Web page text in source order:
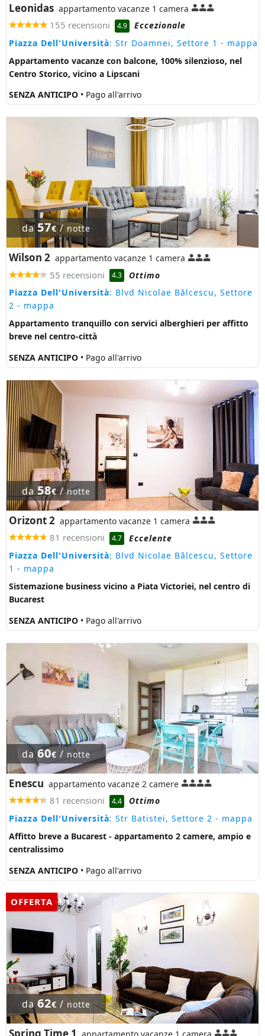
Leonidas appartamento vacanze 1 camera
155 recensioni 4.9
Eccezionale
Piazza Dell'Università: Str Doamnei, Settore 1 - mappa
Appartamento vacanze con balcone, 100% silenzioso, nel
Centro Storico, vicino a Lipscani
SENZA ANTICIPO • Pago all'arrivo
da 57€/ notte
Wilson 2 appartamento vacanze 1 camera
55 recensioni 4.3
Ottimo
Piazza Dell'Università: Blvd Nicolae Bălcescu, Settore
2 - mappa
Appartamento tranquillo con servici alberghieri per affitto
breve nel centro-città
SENZA ANTICIPO • Pago all'arrivo
da 58€/notte
Orizont 2 appartamento vacanze 1 camera
81 recensioni 4.7
Eccelente
Piazza Dell'Università: Blvd Nicolae Bălcescu, Settore
1 - mappa
Sistemazione business vicino a Piata Victoriei, nel centro di
Bucarest
SENZA ANTICIPO • Pago all'arrivo
da60€ / notte
Enescu appartamento vacanze 2 camere
81 recensioni 4.4
Ottimo
Piazza Dell'Università: Str Batistei, Settore 2 - mappa
Affitto breve a Bucarest - appartamento 2 camere, ampio e
centralissimo
SENZA ANTICIPO • Pago all'arrivo
OFFERTA
da62€ / notte
Spring Time 1